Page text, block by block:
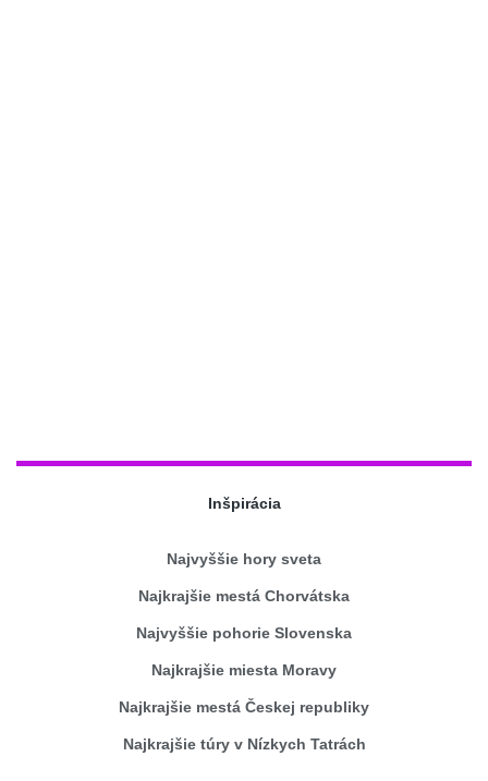
Inšpirácia
Najvyššie hory sveta
Najkrajšie mestá Chorvátska
Najvyššie pohorie Slovenska
Najkrajšie miesta Moravy
Najkrajšie mestá Českej republiky
Najkrajšie túry v Nízkych Tatrách